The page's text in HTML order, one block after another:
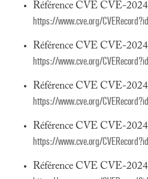
Référence CVE CVE-
https://www.cve.org/
Référence CVE CVE-
https://www.cve.org/
Référence CVE CVE-
https://www.cve.org/
Référence CVE CVE-
https://www.cve.org/
Référence CVE CVE-